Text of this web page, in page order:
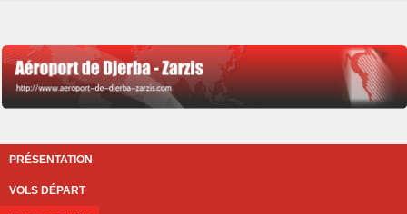
PRÉSENTATION
VOLS DÉPART